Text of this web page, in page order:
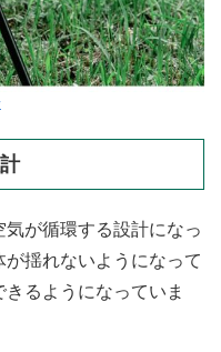
が循環する設計になっ
揺れないようになって
るようになっていま